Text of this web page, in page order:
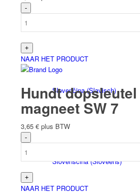
Slovenčina(Slavisch)
Slovenščina(Sloveens)
NAAR HET PRODUCT
Hundt
magneet SW 7
3,65 € plus BTW
NAAR HET PRODUCT